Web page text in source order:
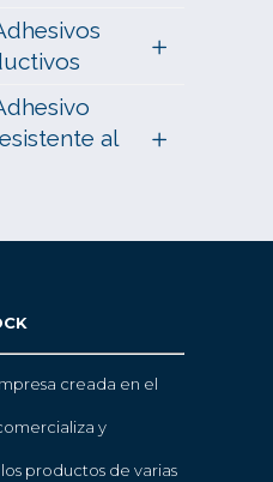
al
creada en el
y
productos de varias